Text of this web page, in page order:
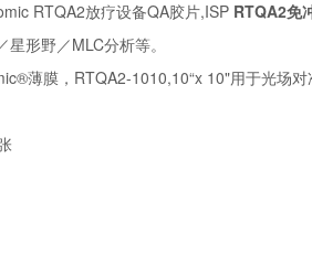
RTQA2放疗设备QA胶片,ISP RTQA2免
星形野／MLC分析等。
薄膜，RTQA2-1010,10“x 10"用于光场对